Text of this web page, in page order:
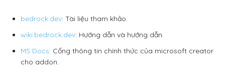
bedrock.dev: Tài liệu tham khảo.
wiki.bedrock.dev: Hướng dẫn và hướng dẫn.
MS Docs: Cổng thông tin chính thức của microsoft creator
cho addon.